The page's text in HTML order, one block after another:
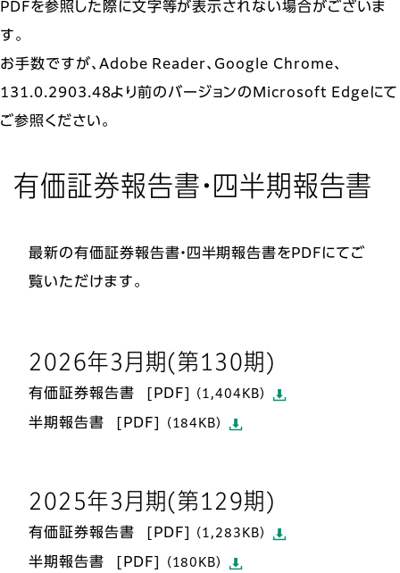
PDFを参照した際に文字等が表示されない場合がございま
す。
お手数ですが、Adobe Reader、Google Chrome、
131.0.2903.48より前のバージョンのMicrosoft Edgeにて
ご参照ください。
有価証券報告書・四半期報告書
最新の有価証券報告書・四半期報告書をPDFにてご
覧いただけます。
2026年3月期(第130期)
有価証券報告書 （1,404KB）
半期報告書 （184KB）
2025年3月期(第129期)
有価証券報告書 （1,283KB）
半期報告書 （180KB）